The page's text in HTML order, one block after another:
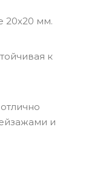
20x20 мм.
к
и